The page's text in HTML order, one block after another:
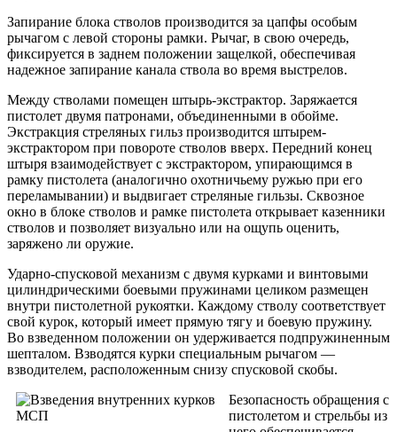
Запирание блока стволов производится за цапфы особым
рычагом с левой стороны рамки. Рычаг, в свою очередь,
фиксируется в заднем положении защелкой, обеспечивая
надежное запирание канала ствола во время выстрелов.
Между стволами помещен штырь-экстрактор. Заряжается
пистолет двумя патронами, объединенными в обойме.
Экстракция стреляных гильз производится штырем-
экстрактором при повороте стволов вверх. Передний конец
штыря взаимодействует с экстрактором, упирающимся в
рамку пистолета (аналогично охотничьему ружью при его
переламывании) и выдвигает стреляные гильзы. Сквозное
окно в блоке стволов и рамке пистолета открывает казенники
стволов и позволяет визуально или на ощупь оценить,
заряжено ли оружие.
Ударно-спусковой механизм с двумя курками и винтовыми
цилиндрическими боевыми пружинами целиком размещен
внутри пистолетной рукоятки. Каждому стволу соответствует
свой курок, который имеет прямую тягу и боевую пружину.
Во взведенном положении он удерживается подпружиненным
шепталом. Взводятся курки специальным рычагом —
взводителем, расположенным снизу спусковой скобы.
Безопасность обращения с
пистолетом и стрельбы из